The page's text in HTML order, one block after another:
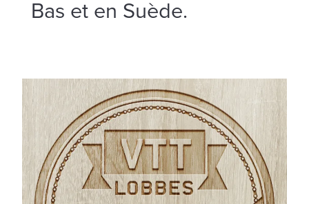
Bas et en Suède.